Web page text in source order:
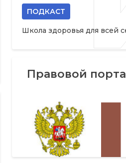
ПОДКАСТ
Школа здоровья для всей
Правовой